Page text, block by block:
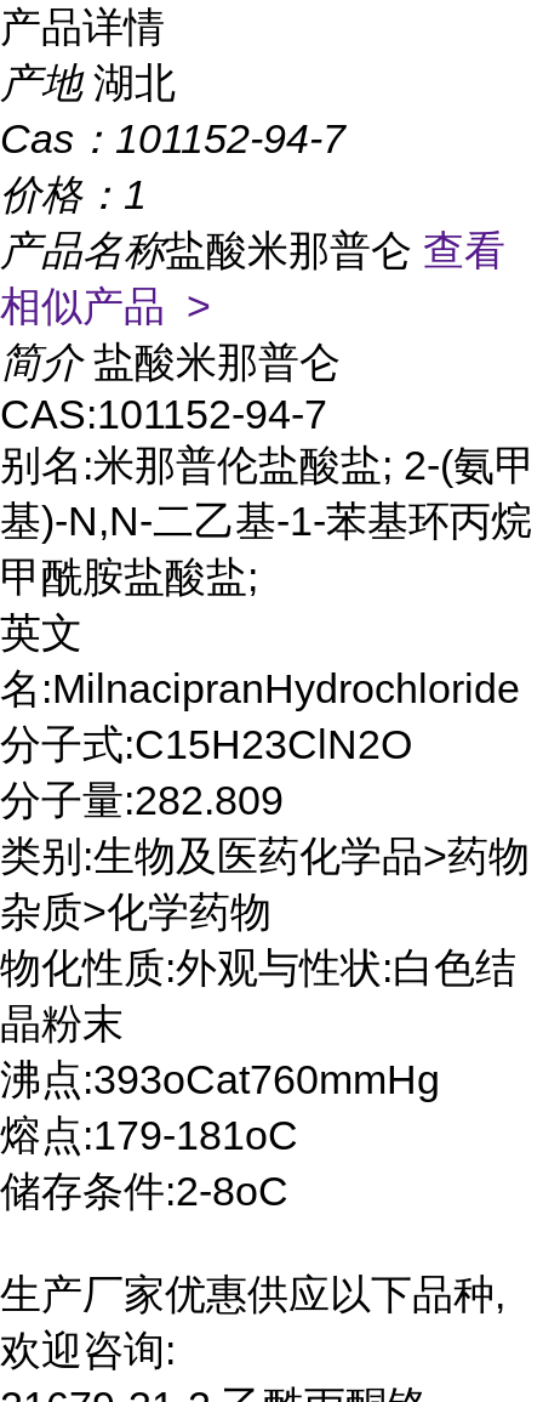
产品详情
产地 湖北
Cas： 101152-94-7
价格： 1
产品名称盐酸米那普仑 查看
相似产品 >
简介 盐酸米那普仑
CAS:101152-94-7
别名:米那普伦盐酸盐; 2-(氨甲
基)-N,N-二乙基-1-苯基环丙烷
甲酰胺盐酸盐;
英文
名:MilnacipranHydrochloride
分子式:C15H23ClN2O
分子量:282.809
类别:生物及医药化学品>药物
杂质>化学药物
物化性质:外观与性状:白色结
晶粉末
沸点:393oCat760mmHg
熔点:179-181oC
储存条件:2-8oC
生产厂家优惠供应以下品种,
欢迎咨询: